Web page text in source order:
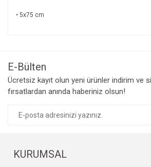
• 5x75 cm
E-Bülten
Ücretsiz kayıt olun yeni ürünler indirim ve
fırsatlardan anında haberiniz olsun!
KURUMSAL